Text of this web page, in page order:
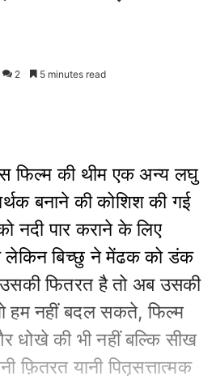
2 5 minutes read
फिल्म की थीम एक अन्य लघु
बनाने की कोशिश की गई
नदी पार कराने के लिए
लेकिन बिच्छु ने मेंढक को डंक
उसकी फितरत है तो अब उसकी
नहीं बदल सकते, फिल्म
धोखे की भी नहीं बल्कि सीख
फ़ितरत यानी पितृसत्तात्मक